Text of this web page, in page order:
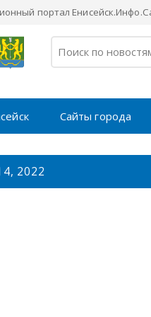
портал
Сайты города
2022